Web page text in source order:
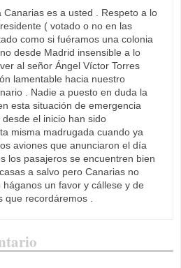
es a usted . Respeto a lo
( votado o no en las
como si fuéramos una colonia
desde Madrid insensible a lo
al señor Ángel Víctor Torres
lamentable hacia nuestro
. Nadie a puesto en duda la
esta situación de emergencia
el inicio han sido
misma madrugada cuando ya
aviones que anunciaron el día
los pasajeros se encuentren bien
a salvo pero Canarias no
un favor y cállese y de
recordáremos .